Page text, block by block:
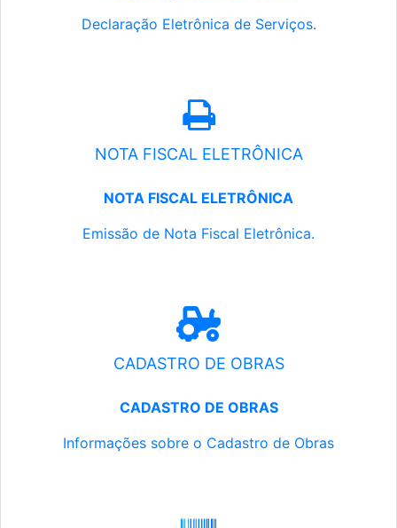
Declaração Eletrônica de Serviços.
NOTA FISCAL ELETRÔNICA
NOTA FISCAL ELETRÔNICA
Emissão de Nota Fiscal Eletrônica.
CADASTRO DE OBRAS
CADASTRO DE OBRAS
Informações sobre o Cadastro de Obras